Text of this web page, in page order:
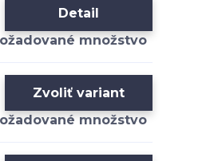
Detail
Zvoliť variant